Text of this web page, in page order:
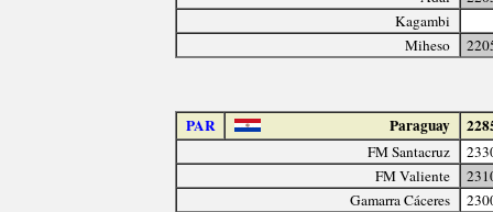
Kagambi
Miheso
PAR Paraguay
FM Santacruz
FM Valiente
Gamarra Cáceres